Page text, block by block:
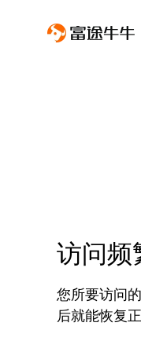
访问频
您所要访问
后就能恢复